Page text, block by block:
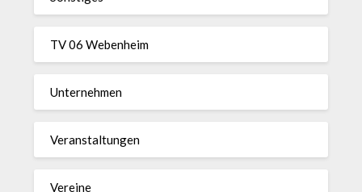
TV 06 Webenheim
Unternehmen
Veranstaltungen
Vereine